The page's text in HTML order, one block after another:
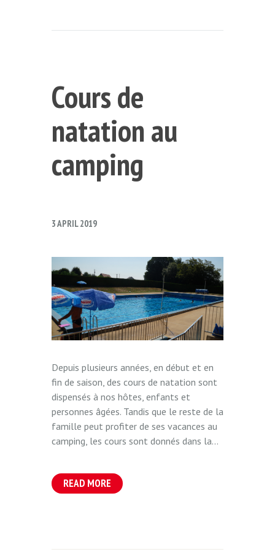
Cours de
natation au
camping
3 APRIL 2019
Depuis plusieurs années, en début et en
fin de saison, des cours de natation sont
dispensés à nos hôtes, enfants et
personnes âgées. Tandis que le reste de la
famille peut profiter de ses vacances au
camping, les cours sont donnés dans la...
READ MORE